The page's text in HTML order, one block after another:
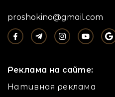
proshokino@gmail.com
Реклама на сайте:
Нативная реклама